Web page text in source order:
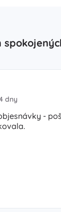
dny
-